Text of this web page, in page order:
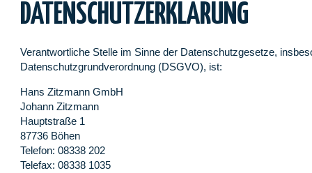
DATENSCHUTZERKLÄRUNG
Verantwortliche Stelle im Sinne der Datenschutzgesetze,
Datenschutzgrundverordnung (DSGVO), ist:
Hans Zitzmann GmbH
Johann Zitzmann
Hauptstraße 1
87736 Böhen
Telefon: 08338 202
Telefax: 08338 1035